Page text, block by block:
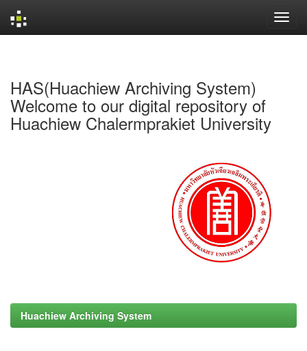
HAS(Huachiew Archiving System)
Welcome to our digital repository of
Huachiew Chalermprakiet University
Huachiew Archiving System